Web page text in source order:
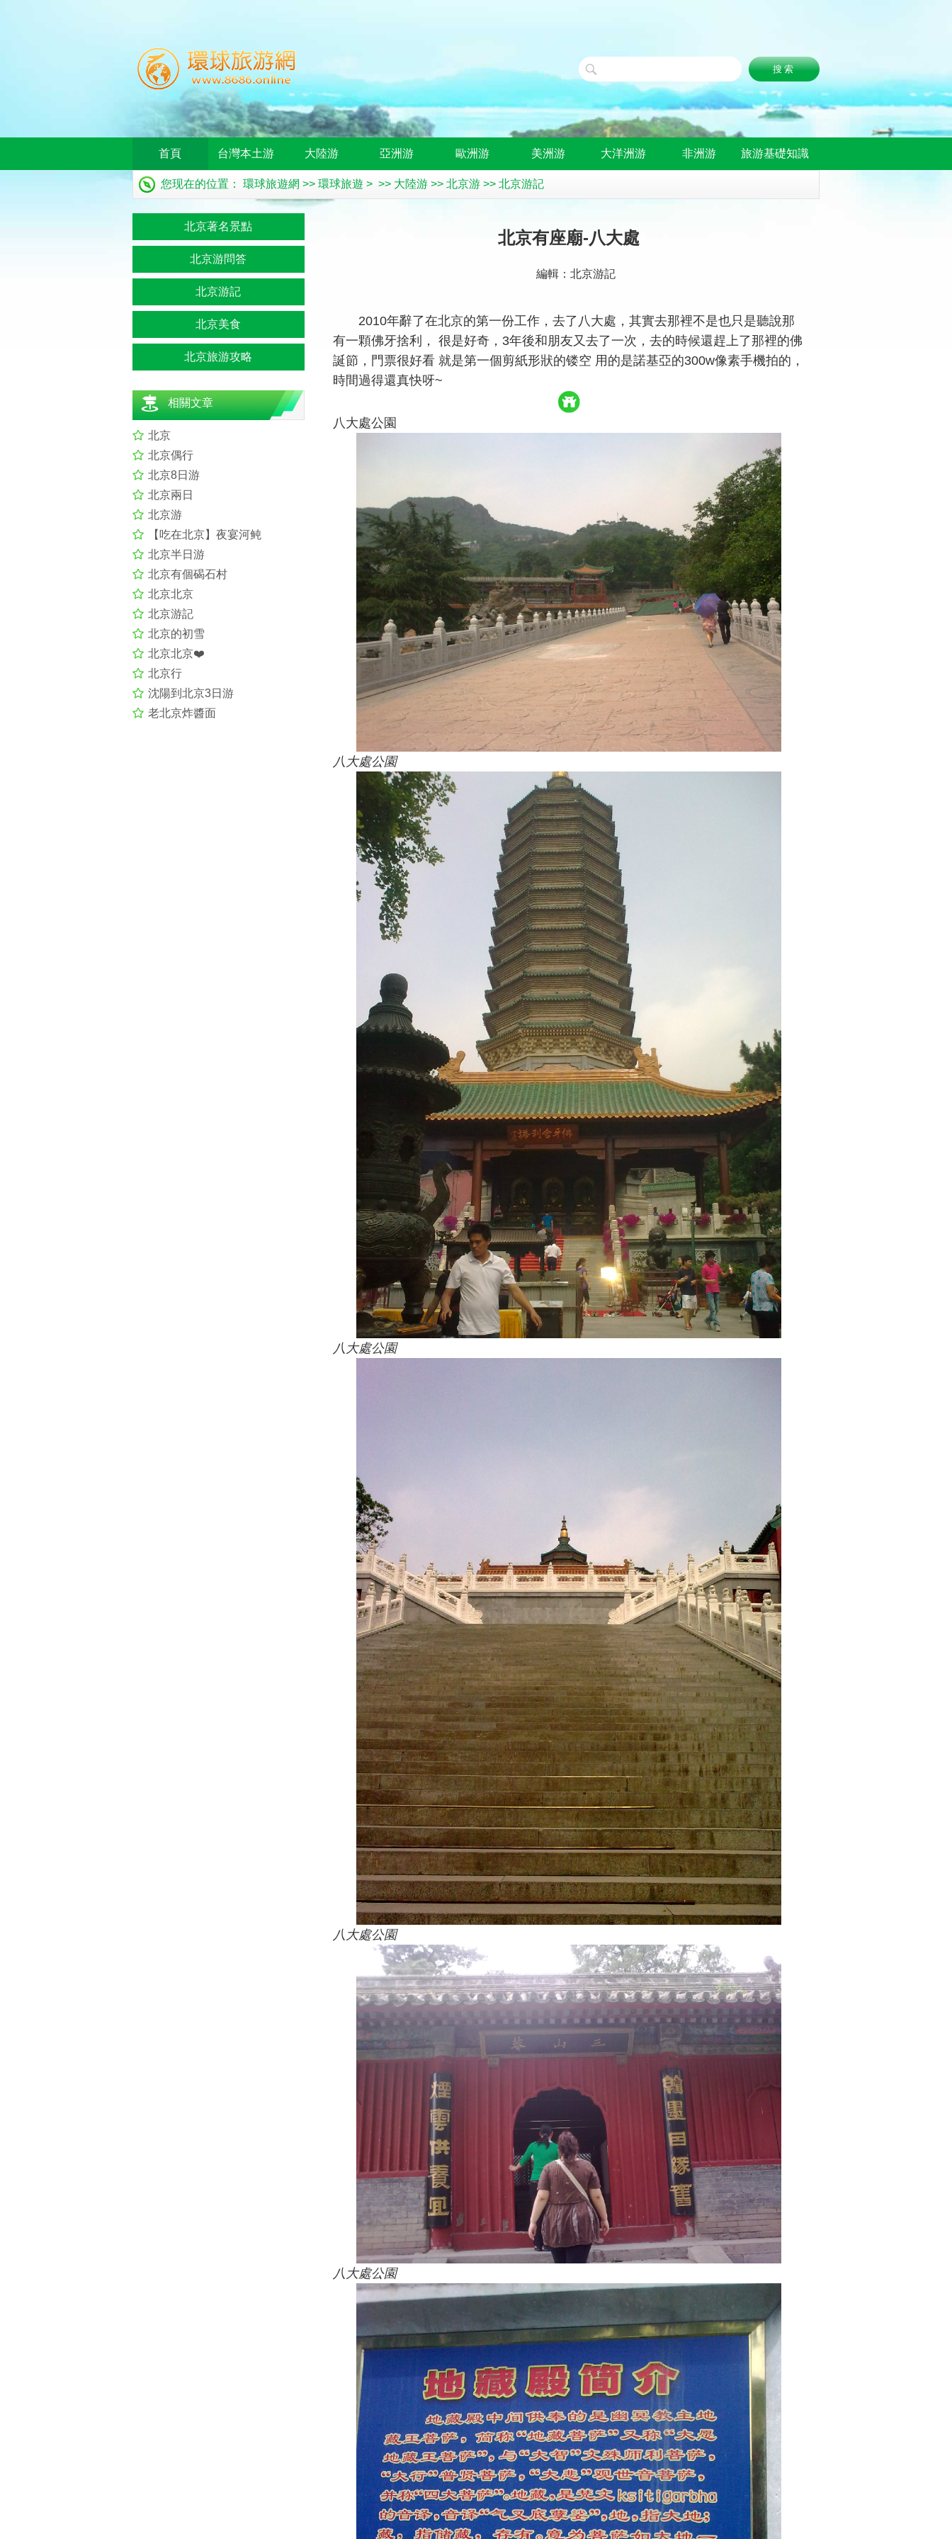
首頁 台灣本土游 大陸游 亞洲游 歐洲游 美洲游 大洋洲游 非洲游 旅游基礎知識
您现在的位置： 環球旅遊網 >> 環球旅遊 > >> 大陸游 >> 北京游 >> 北京游記
北京有座廟-八大處
編輯：北京游記
2010年辭了在北京的第一份工作，去了八大處，其實去那裡不是也只是聽說那
有一顆佛牙捨利， 很是好奇，3年後和朋友又去了一次，去的時候還趕上了那裡的佛
誕節，門票很好看 就是第一個剪紙形狀的镂空 用的是諾基亞的300w像素手機拍的，
時間過得還真快呀~
八大處公園
八大處公園
八大處公園
八大處公園
八大處公園
北京著名景點
北京游問答
北京游記
北京美食
北京旅游攻略
相關文章
北京
北京偶行
北京8日游
北京兩日
北京游
【吃在北京】夜宴河鲀
北京半日游
北京有個碣石村
北京北京
北京游記
北京的初雪
北京北京❤️
北京行
沈陽到北京3日游
老北京炸醬面